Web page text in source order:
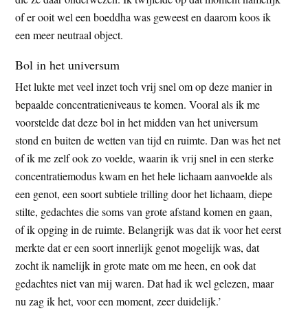
of er ooit wel een boeddha was geweest en daarom koos ik
een meer neutraal object.
Bol in het universum
Het lukte met veel inzet toch vrij snel om op deze manier in
bepaalde concentratieniveaus te komen. Vooral als ik me
voorstelde dat deze bol in het midden van het universum
stond en buiten de wetten van tijd en ruimte. Dan was het net
of ik me zelf ook zo voelde, waarin ik vrij snel in een sterke
concentratiemodus kwam en het hele lichaam aanvoelde als
een genot, een soort subtiele trilling door het lichaam, diepe
stilte, gedachtes die soms van grote afstand komen en gaan,
of ik opging in de ruimte. Belangrijk was dat ik voor het eerst
merkte dat er een soort innerlijk genot mogelijk was, dat
zocht ik namelijk in grote mate om me heen, en ook dat
gedachtes niet van mij waren. Dat had ik wel gelezen, maar
nu zag ik het, voor een moment, zeer duidelijk.’